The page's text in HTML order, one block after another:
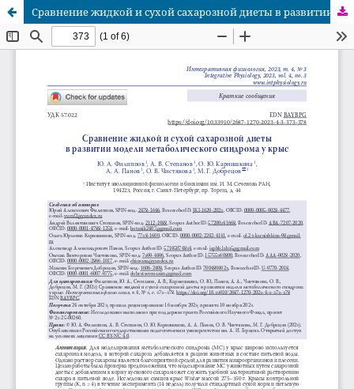
Сравнение жидкой и сухой сахарозной диеты в развитии модели метаболического синдрома у крыс